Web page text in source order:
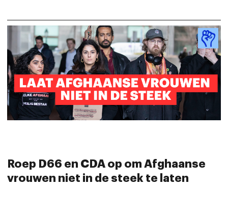
Roep D66 en CDA op om Afghaanse
vrouwen niet in de steek te laten